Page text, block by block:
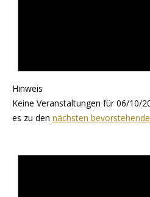
Hinweis
Keine Veranstaltungen für 06/10/
es zu den nächsten